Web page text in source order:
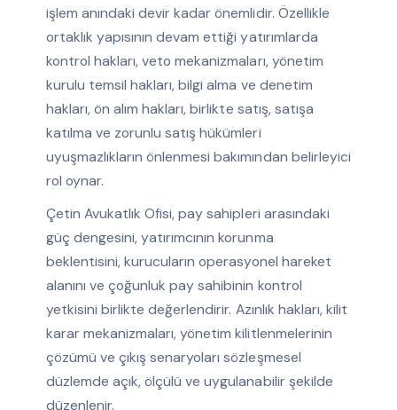
işlem anındaki devir kadar önemlidir. Özellikle
ortaklık yapısının devam ettiği yatırımlarda
kontrol hakları, veto mekanizmaları, yönetim
kurulu temsil hakları, bilgi alma ve denetim
hakları, ön alım hakları, birlikte satış, satışa
katılma ve zorunlu satış hükümleri
uyuşmazlıkların önlenmesi bakımından belirleyici
rol oynar.
Çetin Avukatlık Ofisi, pay sahipleri arasındaki
güç dengesini, yatırımcının korunma
beklentisini, kurucuların operasyonel hareket
alanını ve çoğunluk pay sahibinin kontrol
yetkisini birlikte değerlendirir. Azınlık hakları, kilit
karar mekanizmaları, yönetim kilitlenmelerinin
çözümü ve çıkış senaryoları sözleşmesel
düzlemde açık, ölçülü ve uygulanabilir şekilde
düzenlenir.